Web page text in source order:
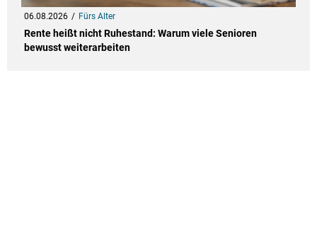
06.08.2026 Fürs Alter
Rente heißt nicht Ruhestand: Warum viele Senioren
bewusst weiterarbeiten